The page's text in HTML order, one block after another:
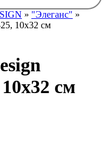
» "Элеганс" »
10х32 см
см